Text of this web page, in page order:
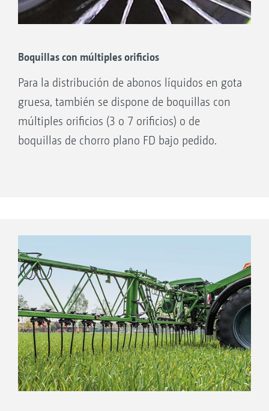
marginales. ¡Todos los cuerpos de las boquillas
integrados en el sistema de recirculación
Boquillas con múltiples orificios
Para la distribución de abonos líquidos en gota
gruesa, también se dispone de boquillas con
múltiples orificios (3 o 7 orificios) o de
boquillas de chorro plano FD bajo pedido.